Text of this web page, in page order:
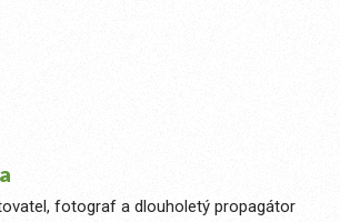
fotograf a dlouholetý propagátor